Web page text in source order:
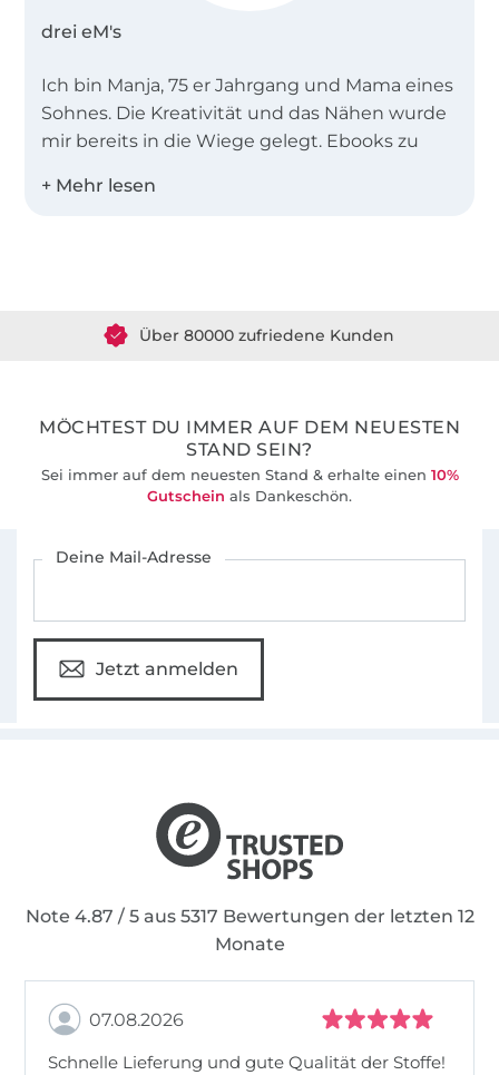
drei eM's
Ich bin Manja, 75 er Jahrgang und Mama eines
Sohnes. Die Kreativität und das Nähen wurde
mir bereits in die Wiege gelegt. Ebooks zu
Leidenschaft.
MÖCHTEST DU IMMER AUF DEM NEUESTEN
STAND SEIN?
Sei immer auf dem neuesten Stand & erhalte einen 10%
Gutschein als Dankeschön.
Deine Mail-Adresse
Jetzt anmelden
Note 4.87 / 5 aus 5317 Bewertungen der letzten 12
Monate
07.08.2026
Schnelle Lieferung und gute Qualität der Stoffe!